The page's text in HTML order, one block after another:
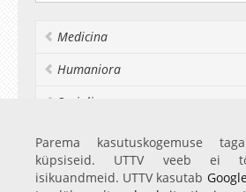
Medicina
Humaniora
Socialia
Realia et naturalia
Ülikoolist veel
Parema kasutuskogemuse
küpsiseid. UTTV veeb ei
isikuandmeid. UTTV kasutab